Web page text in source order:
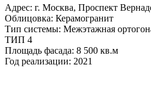
Адрес: г. Москва, Проспект
Облицовка: Керамогранит
Тип системы: Межэтажная
ТИП 4
Площадь фасада: 8 500 кв.м
Год реализации: 2021